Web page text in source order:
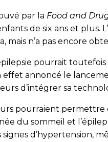
par la Food and
de six ans et plus.
mais n’a pas encore
pourrait
effet annoncé le
d’intégrer sa
pourraient
du sommeil et
d’hypertension,